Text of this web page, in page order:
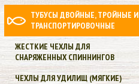
ТУБУСЫ ДВОЙНЫЕ, ТРОЙНЫЕ И
ТРАНСПОРТИРОВОЧНЫЕ
ЖЕСТКИЕ ЧЕХЛЫ ДЛЯ
СНАРЯЖЕННЫХ СПИННИНГОВ
ЧЕХЛЫ ДЛЯ УДИЛИЩ (МЯГКИЕ)